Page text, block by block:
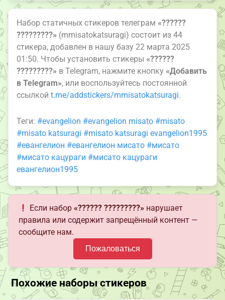
Набор статичных стикеров телеграм «??????
?????????» (mmisatokatsuragi) состоит из 44
стикера, добавлен в нашу базу 22 марта 2025
01:50. Чтобы установить стикеры «??????
?????????» в Telegram, нажмите кнопку «Добавить
в Telegram», или воспользуйтесь постоянной
ссылкой t.me/addstickers/mmisatokatsuragi.
Теги: #evangelion #evangelion misato #misato
#misato katsuragi #misato katsuragi evangelion1995
#евангелион #евангелион мисато #мисато
#мисато кацураги #мисато кацураги
евангелион1995
Если набор«?????? ?????????» нарушает
правила или содержит запрещённый контент —
сообщите нам.
Пожаловаться
Похожие наборы стикеров